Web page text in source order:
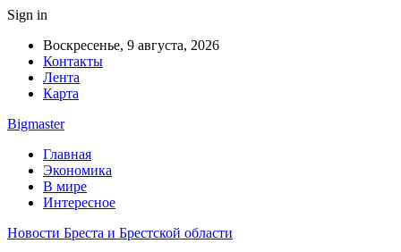
Sign in
Воскресенье, 9 августа, 2026
Контакты
Лента
Карта
Bigmaster
Главная
Экономика
В мире
Интересное
Новости Бреста и Брестской области